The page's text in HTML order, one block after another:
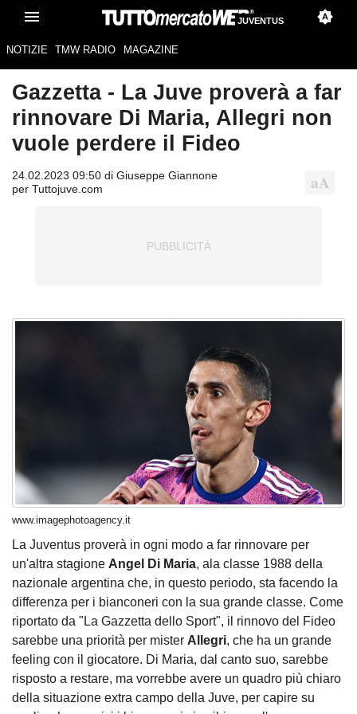
JUVENTUS
NOTIZIE TMW RADIO MAGAZINE
Gazzetta - La Juve proverà a far
rinnovare Di Maria, Allegri non
vuole perdere il Fideo
24.02.2023 09:50 di Giuseppe Giannone
per Tuttojuve.com
www.imagephotoagency.it
La Juventus proverà in ogni modo a far rinnovare per
un'altra stagione Angel Di Maria, ala classe 1988 della
nazionale argentina che, in questo periodo, sta facendo la
differenza per i bianconeri con la sua grande classe. Come
riportato da "La Gazzetta dello Sport", il rinnovo del Fideo
sarebbe una priorità per mister Allegri, che ha un grande
feeling con il giocatore. Di Maria, dal canto suo, sarebbe
risposto a restare, ma vorrebbe avere un quadro più chiaro
della situazione extra campo della Juve, per capire su